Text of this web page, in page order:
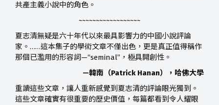
共產主義小說中的角色。
~~~~~~~~~~~~~~~~~~
夏志清無疑是六十年代以來最具影響力的中國小說評論
家。……這本集子的學術文章不僅出色，更是真正值得稱作
那個已濫用的形容詞—“seminal”，極具開創性。
—韓南 （Patrick Hanan），哈佛大學
重讀這些文章，讓人重新感覺到夏志清的評論眼光獨到。
這些文章確實有很重要的歷史價值，每篇都看到令人耀眼